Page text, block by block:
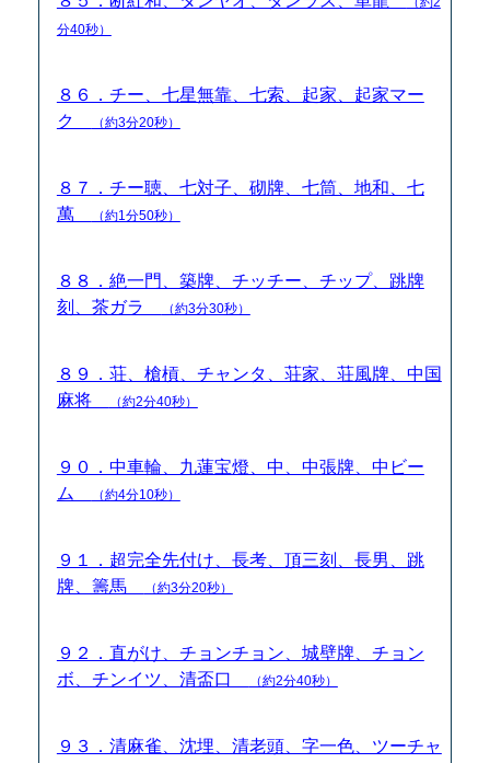
分40秒）
８６．チー、七星無靠、七索、起家、起家マー
ク
（約3分20秒）
８７．チー聴、七対子、砌牌、七筒、地和、七
萬
（約1分50秒）
８８．絶一門、築牌、チッチー、チップ、跳牌
刻、茶ガラ
（約3分30秒）
８９．荘、槍槓、チャンタ、荘家、荘風牌、中国
麻将
（約2分40秒）
９０．中車輪、九蓮宝燈、中、中張牌、中ビー
ム
（約4分10秒）
９１．超完全先付け、長考、頂三刻、長男、跳
牌、籌馬
（約3分20秒）
９２．直がけ、チョンチョン、城壁牌、チョン
ボ、チンイツ、清盃口
（約2分40秒）
９３．清麻雀、沈埋、清老頭、字一色、ツーチャ